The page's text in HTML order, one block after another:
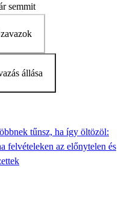
semmit
állása
tűnsz, ha így öltözöl:
felvételeken az előnytelen és